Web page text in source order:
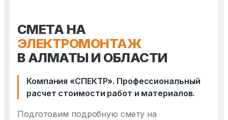
СМЕТА НА
ЭЛЕКТРОМОНТАЖ
В АЛМАТЫ И ОБЛАСТИ
Компания «СПЕКТР». Профессиональный
расчет стоимости работ и материалов.
Подготовим подробную смету на